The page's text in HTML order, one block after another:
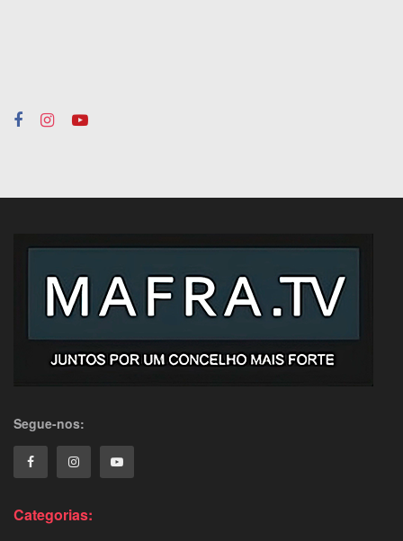
Segue-nos:
Categorias: